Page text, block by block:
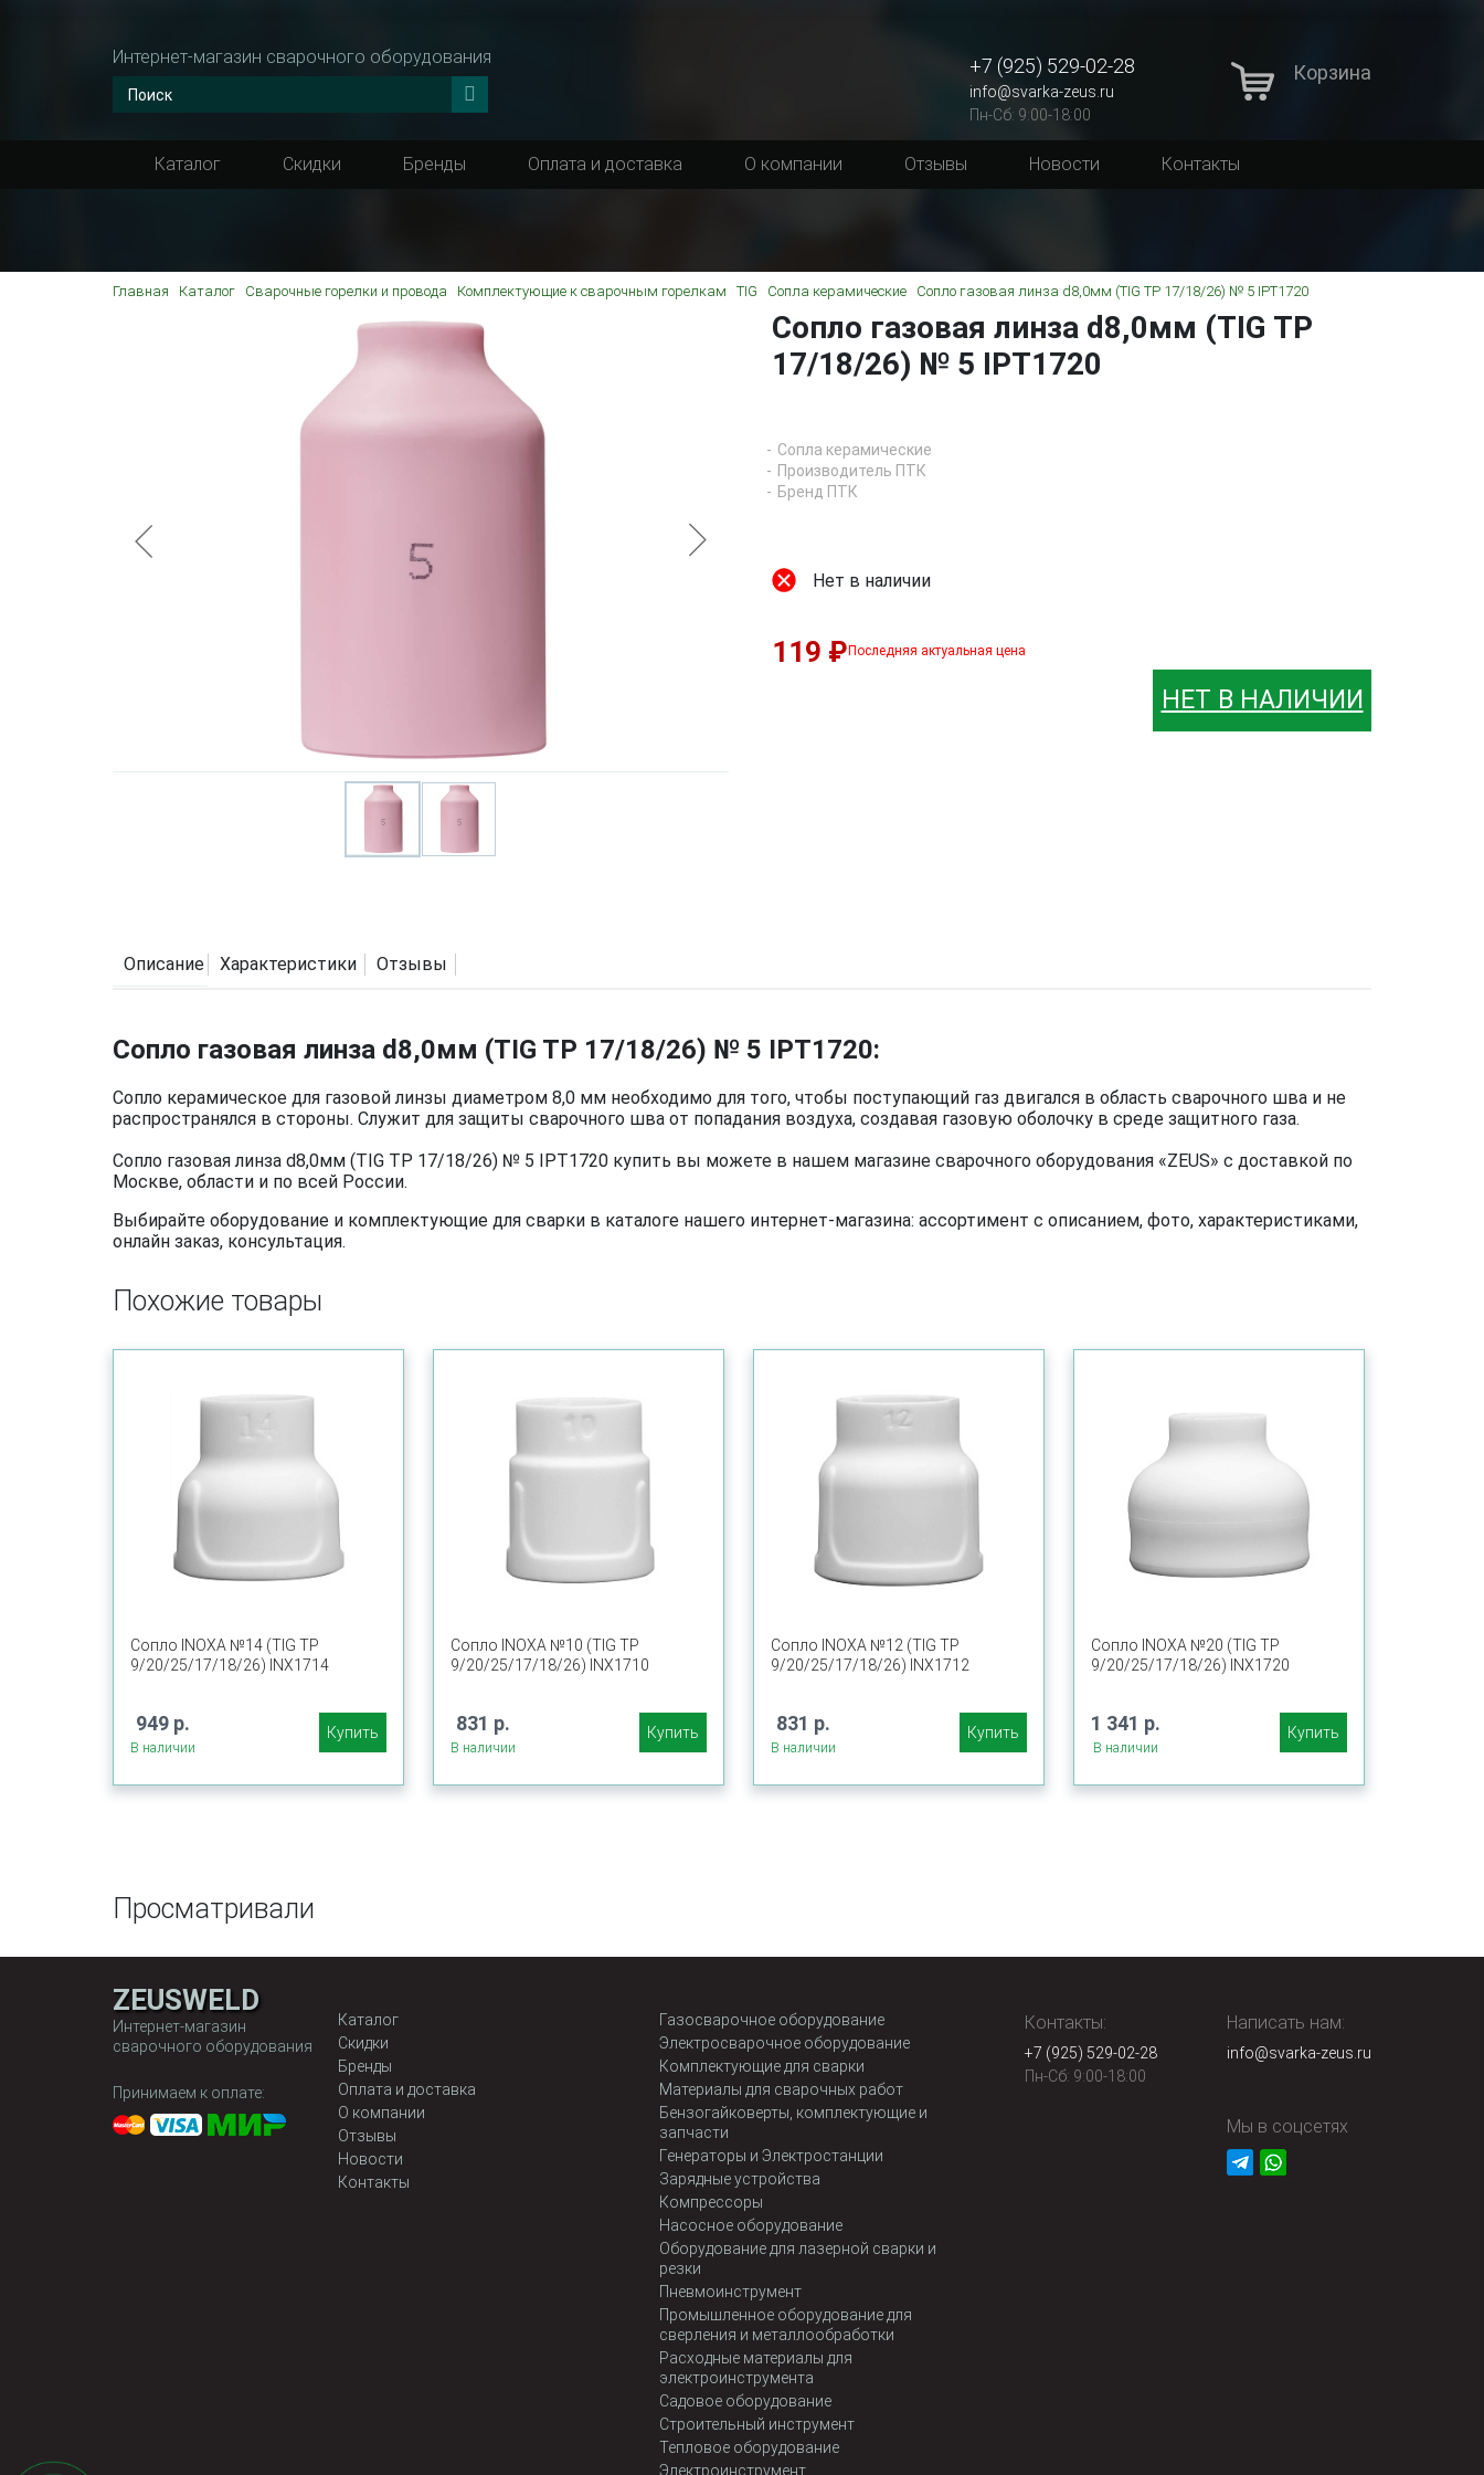
Интернет-магазин сварочного оборудования +7 (925) 529-02-28
info@svarka-zeus.ru
Пн-Сб: 9:00-18:00
Корзина
Каталог Скидки Бренды Оплата и доставка О компании Отзывы Новости Контакты
Главная Каталог Сварочные горелки и провода Комплектующие к сварочным горелкам TIG Сопла керамические Сопло газовая линза d8,0мм (TIG TP 17/18/26) № 5 IPT1720
Сопло газовая линза d8,0мм (TIG TP
17/18/26) № 5 IPT1720
Сопла керамические
Производитель ПТК
Бренд ПТК
Нет в наличии
119 ₽ Последняя актуальная цена
НЕТ В НАЛИЧИИ
Описание Характеристики Отзывы
Сопло газовая линза d8,0мм (TIG TP 17/18/26) № 5 IPT1720:
Сопло керамическое для газовой линзы диаметром 8,0 мм необходимо для того, чтобы поступающий газ двигался в область сварочного шва и не
распространялся в стороны. Служит для защиты сварочного шва от попадания воздуха, создавая газовую оболочку в среде защитного газа.
Сопло газовая линза d8,0мм (TIG TP 17/18/26) № 5 IPT1720 купить вы можете в нашем магазине сварочного оборудования «ZEUS» с доставкой по
Москве, области и по всей России.
Выбирайте оборудование и комплектующие для сварки в каталоге нашего интернет-магазина: ассортимент с описанием, фото, характеристиками,
онлайн заказ, консультация.
Похожие товары
Сопло INOXA №14 (TIG TP
9/20/25/17/18/26) INX1714
949 р.
В наличии
Купить
Сопло INOXA №10 (TIG TP
9/20/25/17/18/26) INX1710
831 р.
В наличии
Купить
Сопло INOXA №12 (TIG TP
9/20/25/17/18/26) INX1712
831 р.
В наличии
Купить
Сопло INOXA №20 (TIG TP
9/20/25/17/18/26) INX1720
1 341 р.
В наличии
Купить
Просматривали
ZEUSWELD
Интернет-магазин
сварочного оборудования
Принимаем к оплате:
Каталог
Скидки
Бренды
Оплата и доставка
О компании
Отзывы
Новости
Контакты
Газосварочное оборудование
Электросварочное оборудование
Комплектующие для сварки
Материалы для сварочных работ
Бензогайковерты, комплектующие и
запчасти
Генераторы и Электростанции
Зарядные устройства
Компрессоры
Насосное оборудование
Оборудование для лазерной сварки и
резки
Пневмоинструмент
Промышленное оборудование для
сверления и металлообработки
Расходные материалы для
электроинструмента
Садовое оборудование
Строительный инструмент
Тепловое оборудование
Электроинструмент
Контакты:
+7 (925) 529-02-28
Пн-Сб: 9:00-18:00
Написать нам:
info@svarka-zeus.ru
Мы в соцсетях